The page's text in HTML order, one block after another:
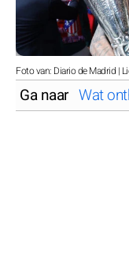
Foto van: Diario de Madrid |
Ga naar Wat